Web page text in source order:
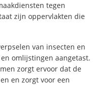
tegen
zijn oppervlakten die
van insecten en
omlijstingen aangetast.
zorgt ervoor dat de
en zorgt voor een